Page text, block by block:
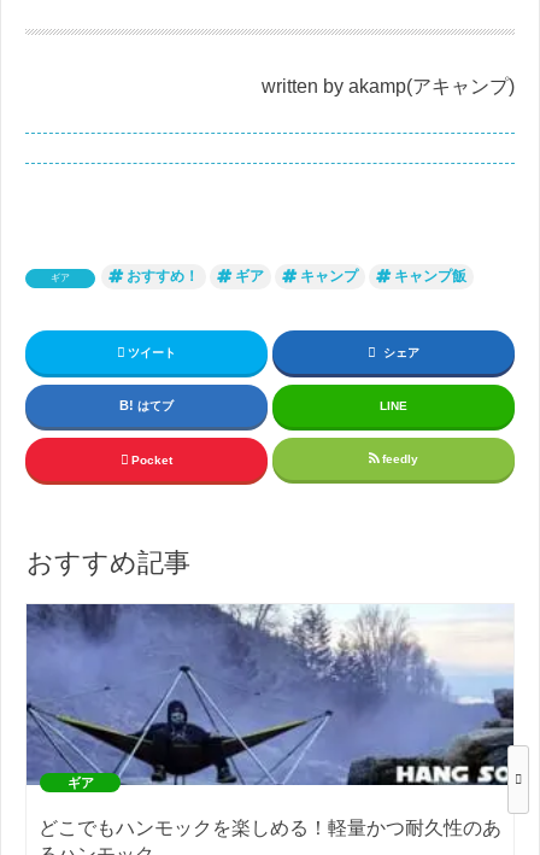
written by akamp(アキャンプ)
ギア おすすめ！ ギア キャンプ キャンプ飯
ツイート シェア
はてブ LINE
Pocket feedly
おすすめ記事
ギア
どこでもハンモックを楽しめる！軽量かつ耐久性のあ